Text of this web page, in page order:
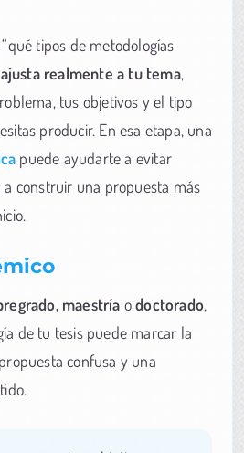
tipos de metodologías
realmente a tu tema,
tus objetivos y el tipo
producir. En esa etapa, una
puede ayudarte a evitar
a construir una propuesta más
maestría odoctorado,
de tu tesis puede marcar la
confusa y una